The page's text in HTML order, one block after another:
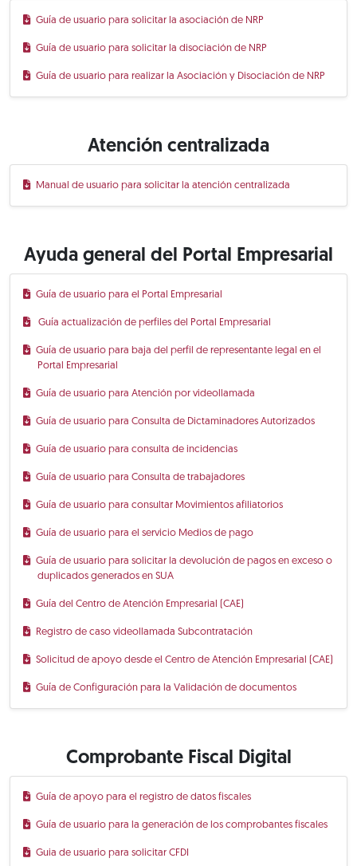
Guía de usuario para solicitar la asociación de NRP
Guía de usuario para solicitar la disociación de NRP
Guía de usuario para realizar la Asociación y Disociación de NRP
Atención centralizada
Manual de usuario para solicitar la atención centralizada
Ayuda general del Portal Empresarial
Guía de usuario para el Portal Empresarial
Guía actualización de perfiles del Portal Empresarial
Guía de usuario para baja del perfil de representante legal en el
Portal Empresarial
Guía de usuario para Atención por videollamada
Guía de usuario para Consulta de Dictaminadores Autorizados
Guía de usuario para consulta de incidencias
Guía de usuario para Consulta de trabajadores
Guía de usuario para consultar Movimientos afiliatorios
Guía de usuario para el servicio Medios de pago
Guía de usuario para solicitar la devolución de pagos en exceso o
duplicados generados en SUA
Guía del Centro de Atención Empresarial (CAE)
Registro de caso videollamada Subcontratación
Solicitud de apoyo desde el Centro de Atención Empresarial (CAE)
Guía de Configuración para la Validación de documentos
Comprobante Fiscal Digital
Guía de apoyo para el registro de datos fiscales
Guía de usuario para la generación de los comprobantes fiscales
Guia de usuario para solicitar CFDI